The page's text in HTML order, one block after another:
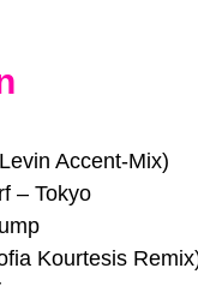
Accent-Mix)
– Tokyo
Kourtesis